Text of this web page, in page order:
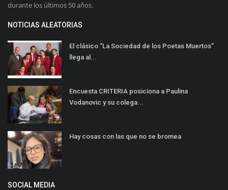
durante los últimos 50 años.
NOTICIAS ALEATORIAS
El clásico “La Sociedad de los Poetas Muertos”
llega al...
Encuesta CRITERIA posiciona a Paulina
Vodanovic y su colega...
Hay cosas con las que no se bromea
SOCIAL MEDIA